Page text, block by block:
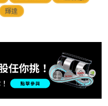
輝達